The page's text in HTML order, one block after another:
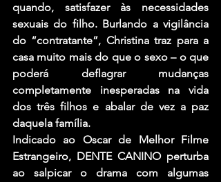
quando, satisfazer às necessidades
sexuais do filho. Burlando a vigilância
do “contratante”, Christina traz para a
casa muito mais do que o sexo – o que
poderá deflagrar mudanças
completamente inesperadas na vida
dos três filhos e abalar de vez a paz
daquela família.
Indicado ao Oscar de Melhor Filme
Estrangeiro, DENTE CANINO perturba
ao salpicar o drama com algumas